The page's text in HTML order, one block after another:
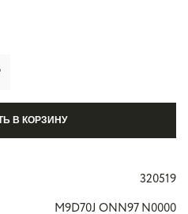
В КОРЗИНУ
320519
M9D70J ONN97 N0000